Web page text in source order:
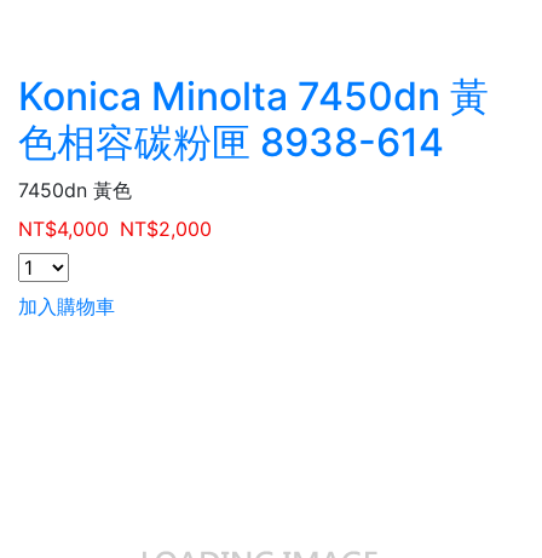
Konica Minolta 7450dn 黃
色相容碳粉匣 8938-614
7450dn 黃色
NT$4,000 NT$2,000
加入購物車